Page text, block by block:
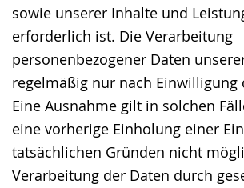
sowie unserer Inhalte und
erforderlich ist. Die Verarbeitung
personenbezogener Daten
regelmäßig nur nach Einwilligung
Eine Ausnahme gilt in solchen
eine vorherige Einholung einer
tatsächlichen Gründen nicht
Verarbeitung der Daten durch